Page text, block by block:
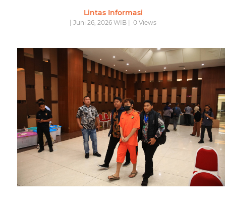
Lintas Informasi
| Juni 26, 2026 WIB | 0 Views